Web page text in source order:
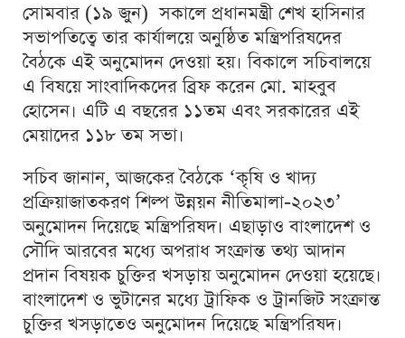
সোমবার (১৯ জুন) সকালে প্রধানমন্ত্রী শেখ হাসিনার
সভাপতিত্বে তার কার্যালয়ে অনুষ্ঠিত মন্ত্রিপরিষদের
বৈঠকে এই অনুমোদন দেওয়া হয়। বিকালে সচিবালয়ে
এ বিষয়ে সাংবাদিকদের ব্রিফ করেন মো. মাহবুব
হোসেন। এটি এ বছরের ১১তম এবং সরকারের এই
মেয়াদের ১১৮ তম সভা।
সচিব জানান, আজকের বৈঠকে ‘কৃষি ও খাদ্য
প্রক্রিয়াজাতকরণ শিল্প উন্নয়ন নীতিমালা-২০২৩’
অনুমোদন দিয়েছে মন্ত্রিপরিষদ। এছাড়াও বাংলাদেশ ও
সৌদি আরবের মধ্যে অপরাধ সংক্রান্ত তথ্য আদান
প্রদান বিষয়ক চুক্তির খসড়ায় অনুমোদন দেওয়া হয়েছে।
বাংলাদেশ ও ভুটানের মধ্যে ট্রাফিক ও ট্রানজিট সংক্রান্ত
চুক্তির খসড়াতেও অনুমোদন দিয়েছে মন্ত্রিপরিষদ।